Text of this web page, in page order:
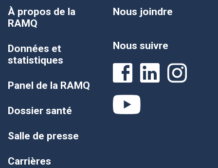
À propos de la
RAMQ
Données et
statistiques
Panel de la RAMQ
Dossier santé
Salle de presse
Carrières
Nous joindre
Nous suivre